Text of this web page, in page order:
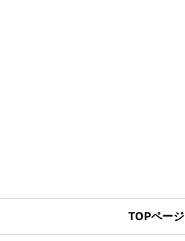
TOPページ